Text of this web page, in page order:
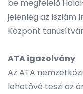
be megfelelő
jelenleg az Iszlám
Központ
ATA igazolvány
Az ATA
lehetővé teszi az